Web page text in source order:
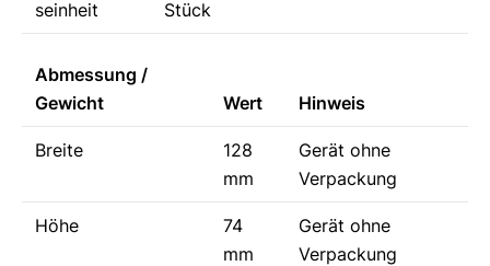
seinheit
Stück
Abmessung /
Gewicht
Wert Hinweis
Breite
128
mm
Gerät ohne
Verpackung
Höhe
74
mm
Gerät ohne
Verpackung